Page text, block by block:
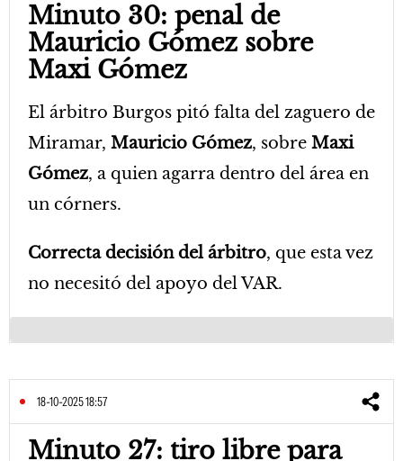
Minuto 30: penal de
Mauricio Gómez sobre
Maxi Gómez
El árbitro Burgos pitó falta del zaguero de
Miramar, Mauricio Gómez, sobre Maxi
Gómez, a quien agarra dentro del área en
un córners.
Correcta decisión del árbitro, que esta vez
no necesitó del apoyo del VAR.
18-10-2025 18:57
Minuto 27: tiro libre para